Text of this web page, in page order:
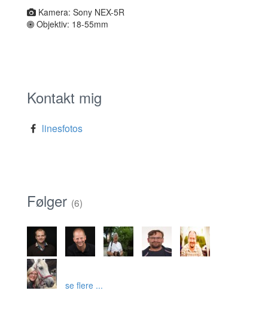
Kamera: Sony NEX-5R
Objektiv: 18-55mm
Kontakt mig
linesfotos
Følger (6)
se flere ...